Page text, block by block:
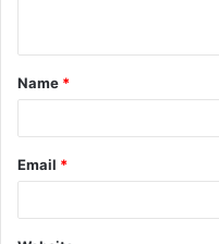
Name *
Email *